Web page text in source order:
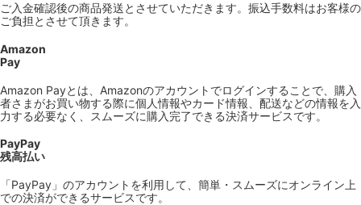
ご入金確認後の商品発送とさせていただきます。振込手数料はお客様の
ご負担とさせて頂きます。
Amazon
Pay
Amazon Payとは、Amazonのアカウントでログインすることで、購入
者さまがお買い物する際に個人情報やカード情報、配送などの情報を入
力する必要なく、スムーズに購入完了できる決済サービスです。
PayPay
残高払い
「PayPay」のアカウントを利用して、簡単・スムーズにオンライン上
での決済ができるサービスです。